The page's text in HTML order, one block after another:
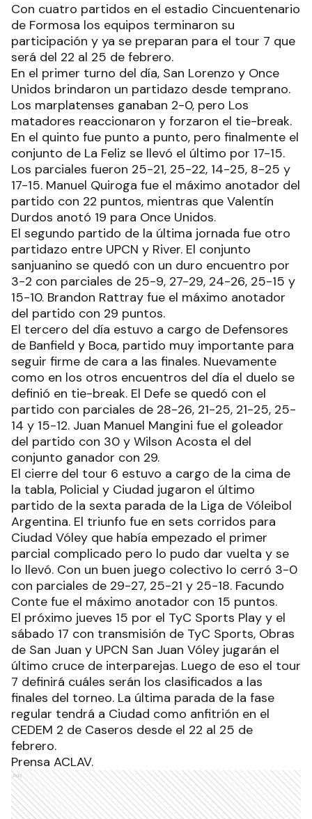
Con cuatro partidos en el estadio Cincuentenario
de Formosa los equipos terminaron su
participación y ya se preparan para el tour 7 que
será del 22 al 25 de febrero.
En el primer turno del día, San Lorenzo y Once
Unidos brindaron un partidazo desde temprano.
Los marplatenses ganaban 2-0, pero Los
matadores reaccionaron y forzaron el tie-break.
En el quinto fue punto a punto, pero finalmente el
conjunto de La Feliz se llevó el último por 17-15.
Los parciales fueron 25-21, 25-22, 14-25, 8-25 y
17-15. Manuel Quiroga fue el máximo anotador del
partido con 22 puntos, mientras que Valentín
Durdos anotó 19 para Once Unidos.
El segundo partido de la última jornada fue otro
partidazo entre UPCN y River. El conjunto
sanjuanino se quedó con un duro encuentro por
3-2 con parciales de 25-9, 27-29, 24-26, 25-15 y
15-10. Brandon Rattray fue el máximo anotador
del partido con 29 puntos.
El tercero del día estuvo a cargo de Defensores
de Banfield y Boca, partido muy importante para
seguir firme de cara a las finales. Nuevamente
como en los otros encuentros del día el duelo se
definió en tie-break. El Defe se quedó con el
partido con parciales de 28-26, 21-25, 21-25, 25-
14 y 15-12. Juan Manuel Mangini fue el goleador
del partido con 30 y Wilson Acosta el del
conjunto ganador con 29.
El cierre del tour 6 estuvo a cargo de la cima de
la tabla, Policial y Ciudad jugaron el último
partido de la sexta parada de la Liga de Vóleibol
Argentina. El triunfo fue en sets corridos para
Ciudad Vóley que había empezado el primer
parcial complicado pero lo pudo dar vuelta y se
lo llevó. Con un buen juego colectivo lo cerró 3-0
con parciales de 29-27, 25-21 y 25-18. Facundo
Conte fue el máximo anotador con 15 puntos.
El próximo jueves 15 por el TyC Sports Play y el
sábado 17 con transmisión de TyC Sports, Obras
de San Juan y UPCN San Juan Vóley jugarán el
último cruce de interparejas. Luego de eso el tour
7 definirá cuáles serán los clasificados a las
finales del torneo. La última parada de la fase
regular tendrá a Ciudad como anfitrión en el
CEDEM 2 de Caseros desde el 22 al 25 de
febrero.
Prensa ACLAV.
Ads